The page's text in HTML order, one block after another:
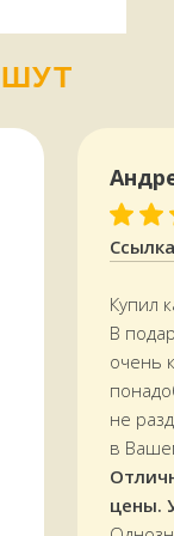
Купил
В
очень
не
в
цены.